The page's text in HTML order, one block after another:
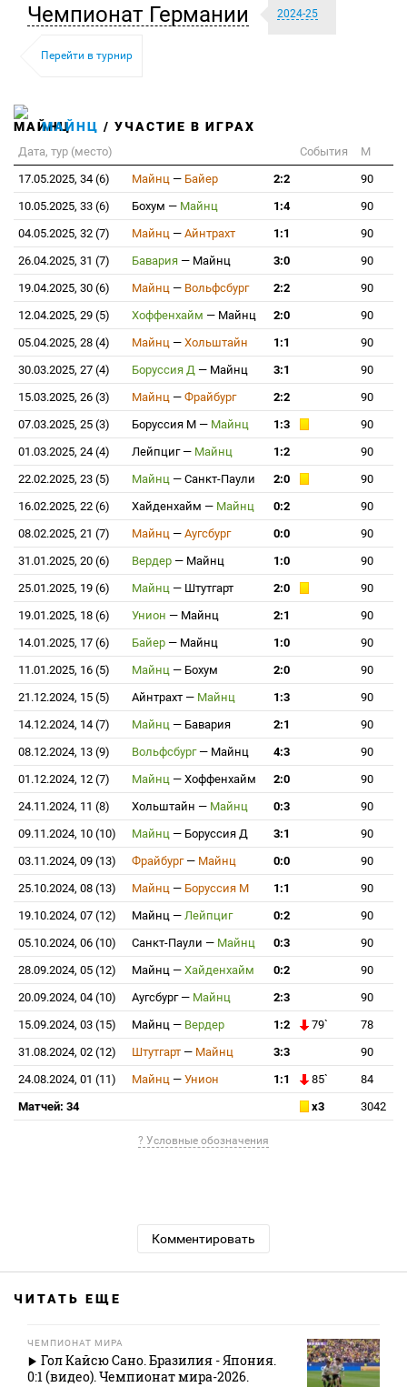
Чемпионат Германии 2024-25
Перейти в турнир
МАЙНЦ / УЧАСТИЕ В ИГРАХ
Дата, тур (место) События
М
17.05.2025, 34 (6)
Майнц — Байер 2:2
90
10.05.2025, 33 (6)
Бохум — Майнц 1:4
90
04.05.2025, 32 (7)
Майнц — Айнтрахт 1:1
90
26.04.2025, 31 (7)
Бавария — Майнц 3:0
90
19.04.2025, 30 (6)
Майнц — Вольфсбург 2:2
90
12.04.2025, 29 (5)
Хоффенхайм — Майнц 2:0
90
05.04.2025, 28 (4)
Майнц — Хольштайн 1:1
90
30.03.2025, 27 (4)
Боруссия Д — Майнц 3:1
90
15.03.2025, 26 (3)
Майнц — Фрайбург 2:2
90
07.03.2025, 25 (3)
Боруссия М — Майнц 1:3
90
01.03.2025, 24 (4)
Лейпциг — Майнц 1:2
90
22.02.2025, 23 (5)
Майнц — Санкт-Паули 2:0
90
16.02.2025, 22 (6)
Хайденхайм — Майнц 0:2
90
08.02.2025, 21 (7)
Майнц — Аугсбург 0:0
90
31.01.2025, 20 (6)
Вердер — Майнц 1:0
90
25.01.2025, 19 (6)
Майнц — Штутгарт 2:0
90
19.01.2025, 18 (6)
Унион — Майнц 2:1
90
14.01.2025, 17 (6)
Байер — Майнц 1:0
90
11.01.2025, 16 (5)
Майнц — Бохум 2:0
90
21.12.2024, 15 (5)
Айнтрахт — Майнц 1:3
90
14.12.2024, 14 (7)
Майнц — Бавария 2:1
90
08.12.2024, 13 (9)
Вольфсбург — Майнц 4:3
90
01.12.2024, 12 (7)
Майнц — Хоффенхайм 2:0
90
24.11.2024, 11 (8)
Хольштайн — Майнц 0:3
90
09.11.2024, 10 (10)
Майнц — Боруссия Д 3:1
90
03.11.2024, 09 (13)
Фрайбург — Майнц 0:0
90
25.10.2024, 08 (13)
Майнц — Боруссия М 1:1
90
19.10.2024, 07 (12)
Майнц — Лейпциг 0:2
90
05.10.2024, 06 (10)
Санкт-Паули — Майнц 0:3
90
28.09.2024, 05 (12)
Майнц — Хайденхайм 0:2
90
20.09.2024, 04 (10)
Аугсбург — Майнц 2:3
90
15.09.2024, 03 (15)
Майнц — Вердер 1:2 79`
78
31.08.2024, 02 (12)
Штутгарт — Майнц 3:3
90
24.08.2024, 01 (11)
Майнц — Унион 1:1 85`
84
Матчей: 34
x3 3042
? Условные обозначения
Комментировать
ЧИТАТЬ ЕЩЕ
ЧЕМПИОНАТ МИРА
Гол Кайсю Сано. Бразилия - Япония.
0:1 (видео). Чемпионат мира-2026.